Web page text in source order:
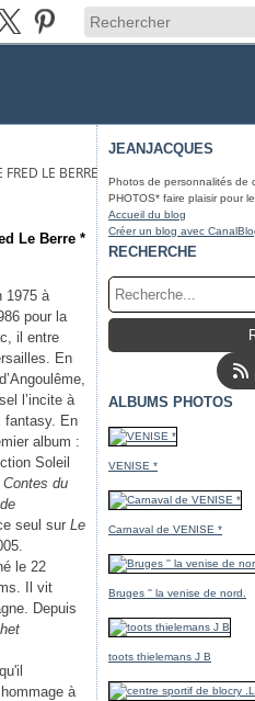
LE BERRE * DESSINATE
Le Berre *
1975 à
pour la
il entre
En
l’incite à
fantasy. En
album :
Soleil
Contes du
seul sur Le
le 22
Il vit
Depuis
à
JEANJACQUES
Photos de personnalités de
PHOTOS* faire plaisir pour
Accueil du blog
Créer un blog avec
RECHERCHE
ALBUMS PHOTOS
VENISE *
Carnaval de VENISE *
Bruges '' la venise de nord.
toots thielemans J B